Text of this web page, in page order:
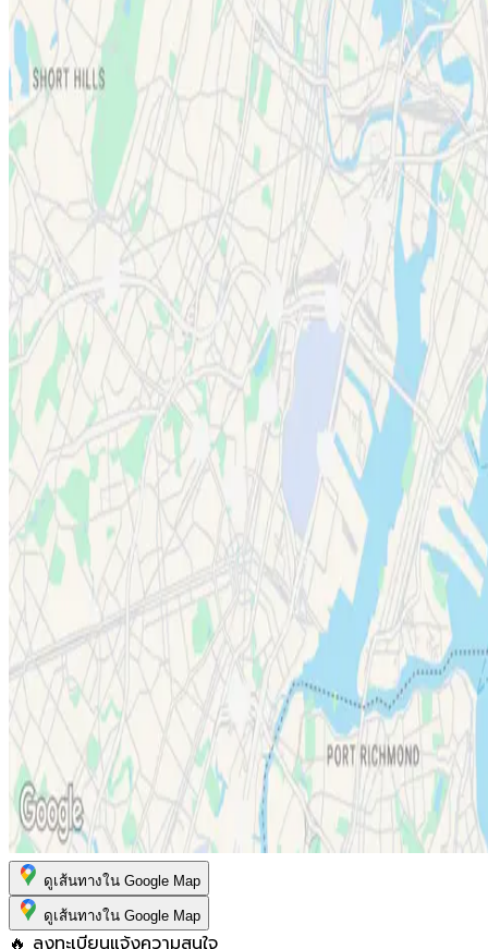
ดูเส้นทางใน Google Map
ดูเส้นทางใน Google Map
🔥 ลงทะเบียนแจ้งความสนใจ